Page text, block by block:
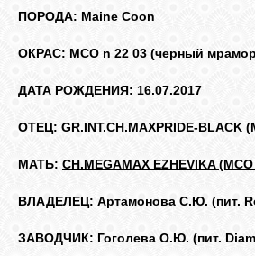
КОШКИ
VK
ПОРОДА: Maine Coon
ОКРАС: MCO n 22 03 (черный
ДАТА РОЖДЕНИЯ: 16.07.2017
ОТЕЦ: GR.INT.CH.MAXPRIDE-BLACK
МАТЬ: CH.MEGAMAX EZHEVIKA
ВЛАДЕЛЕЦ: Артамонова С.Ю. (пит.
ЗАВОДЧИК: Гоголева О.Ю. (пит.